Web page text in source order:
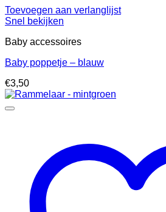
Toevoegen aan verlanglijst
Snel bekijken
Baby accessoires
Baby poppetje – blauw
€3,50